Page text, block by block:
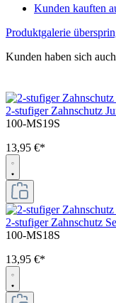
Kunden kauften
Produktgalerie
Kunden haben sich
2-stufiger Zahnschutz
100-MS19S
13,95 €*
2-stufiger Zahnschutz
100-MS18S
13,95 €*